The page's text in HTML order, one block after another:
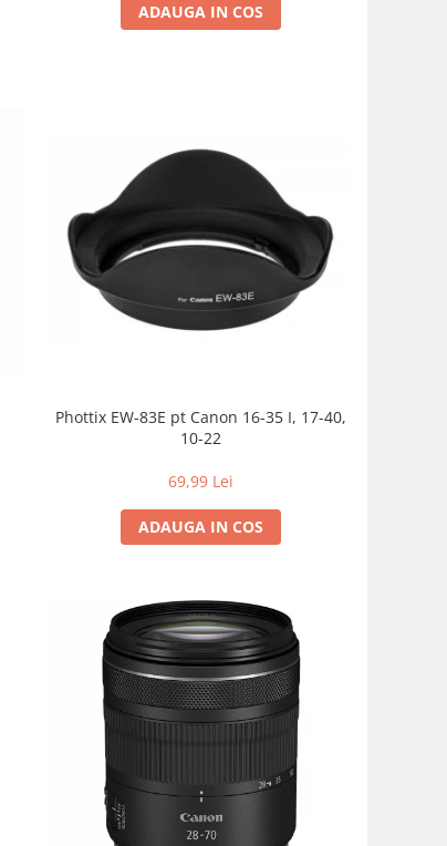
ADAUGA IN COS
Phottix EW-83E pt Canon 16-35 I, 17-40,
10-22
69,99 Lei
ADAUGA IN COS